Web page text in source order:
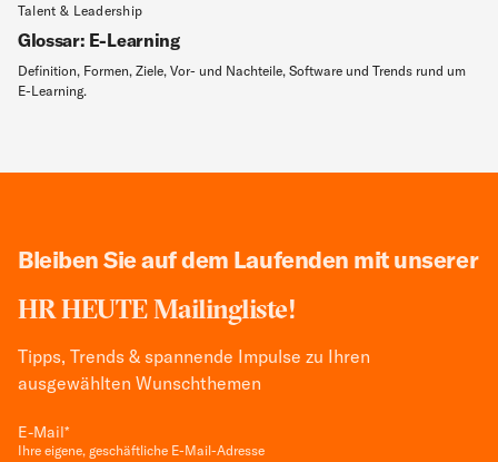
Talent & Leadership
Glossar: E-Learning
Definition, Formen, Ziele, Vor- und Nachteile, Software und Trends rund um
E-Learning.
Bleiben Sie auf dem Laufenden mit unserer
HR HEUTE Mailingliste!
Tipps, Trends & spannende Impulse zu Ihren
ausgewählten Wunschthemen
E-Mail*
Ihre eigene, geschäftliche E-Mail-Adresse